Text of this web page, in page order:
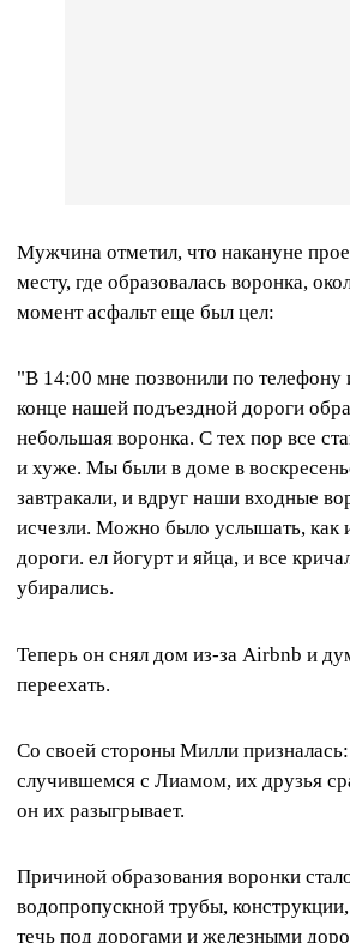
Мужчина отметил, что накануне
месту, где образовалась воронка,
момент асфальт еще был цел:
"В 14:00 мне позвонили по телефону
конце нашей подъездной дороги
небольшая воронка. С тех пор все
и хуже. Мы были в доме в
завтракали, и вдруг наши входные
исчезли. Можно было услышать, как
дороги. ел йогурт и яйца, и все
убирались.
Теперь он снял дом из-за Airbnb и
переехать.
Со своей стороны Милли призналась:
случившемся с Лиамом, их друзья
он их разыгрывает.
Причиной образования воронки
водопропускной трубы,
течь под дорогами и железными